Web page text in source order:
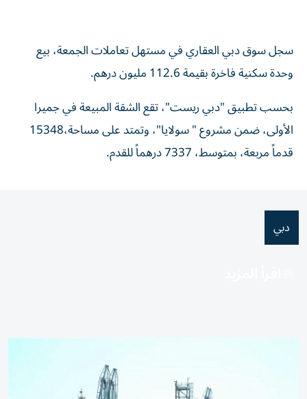
سجل سوق دبي العقاري في مستهل تعاملات الجمعة، بيع
وحدة سكنية فاخرة بقيمة 112.6 مليون درهم.
بحسب تطبيق "دبي ريست"، تقع الشقة المبيعة في جميرا
الأولى، ضمن مشروع " سولايا"، وتمتد على مساحة،15348
قدماً مربعة، بمتوسط، 7337 درهماً للقدم.
دبي